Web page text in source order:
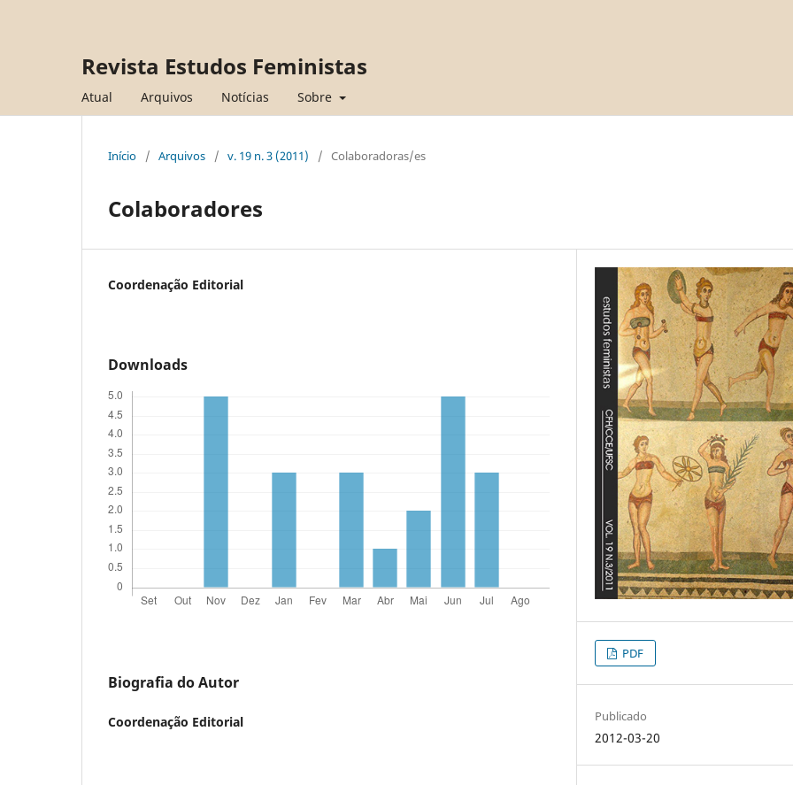
Revista Estudos Feministas
Atual Arquivos Notícias Sobre
Início / Arquivos / v. 19 n. 3 (2011) / Colaboradoras/es
Colaboradores
Coordenação Editorial
Downloads
Biografia do Autor
Coordenação Editorial
PDF
Publicado
2012-03-20